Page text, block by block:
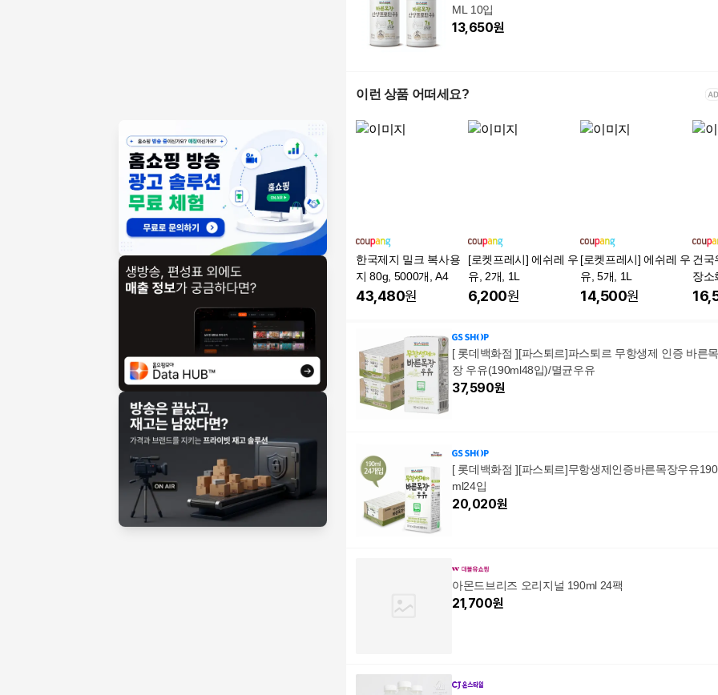
ML 10입
13,650원
이런 상품 어떠세요?
한국제지 밀크 복사용
지 80g, 5000개, A4
43,480원
[로켓프레시] 에쉬레 우
유, 2개, 1L
6,200원
[로켓프레시] 에쉬레 우
유, 5개, 1L
14,500원
건국
장소
유
[ 롯데백화점 ][파스퇴르]파스퇴르 무항생제 인증 바른
장 우유(190ml48입)/멸균우유
37,590원
[ 롯데백화점 ][파스퇴르]무항생제인증바른목장우유190
ml24입
20,020원
아몬드브리즈 오리지널 190ml 24팩
21,700원